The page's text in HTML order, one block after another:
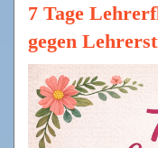
7 Tage
gegen